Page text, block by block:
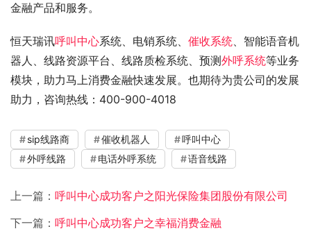
金融产品和服务。
恒天瑞讯呼叫中心系统、电销系统、 催收系统、智能语音机
器人、线路资源平台、线路质检系统、预测外呼系统等业务
模块，助力马上消费金融快速发展。也期待为贵公司的发展
助力，咨询热线：400-900-4018
sip线路商 催收机器人
呼叫中心
外呼线路
电话外呼系统 语音线路
上一篇： 呼叫中心成功客户之阳光保险集团股份有限公司
下一篇： 呼叫中心成功客户之幸福消费金融